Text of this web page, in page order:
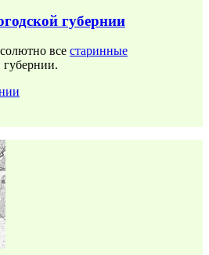
губернии
все старинные
губернии.